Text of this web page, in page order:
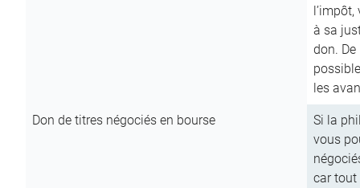
à sa
don.
les
Don de titres négociés en bourse
Si la
vous
car tout